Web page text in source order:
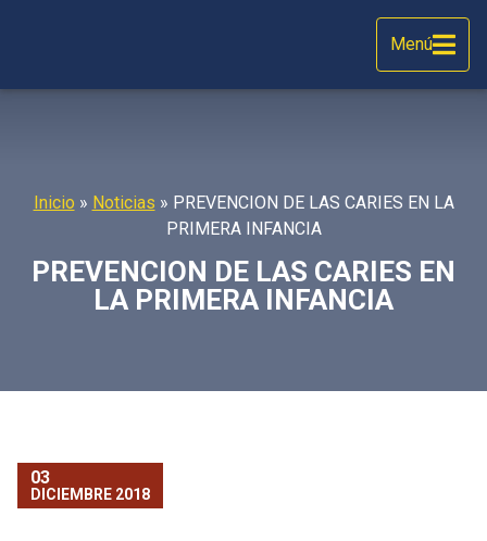
Menú
Inicio » Noticias » PREVENCION DE LAS CARIES EN LA
PRIMERA INFANCIA
PREVENCION DE LAS CARIES EN
LA PRIMERA INFANCIA
03
DICIEMBRE 2018